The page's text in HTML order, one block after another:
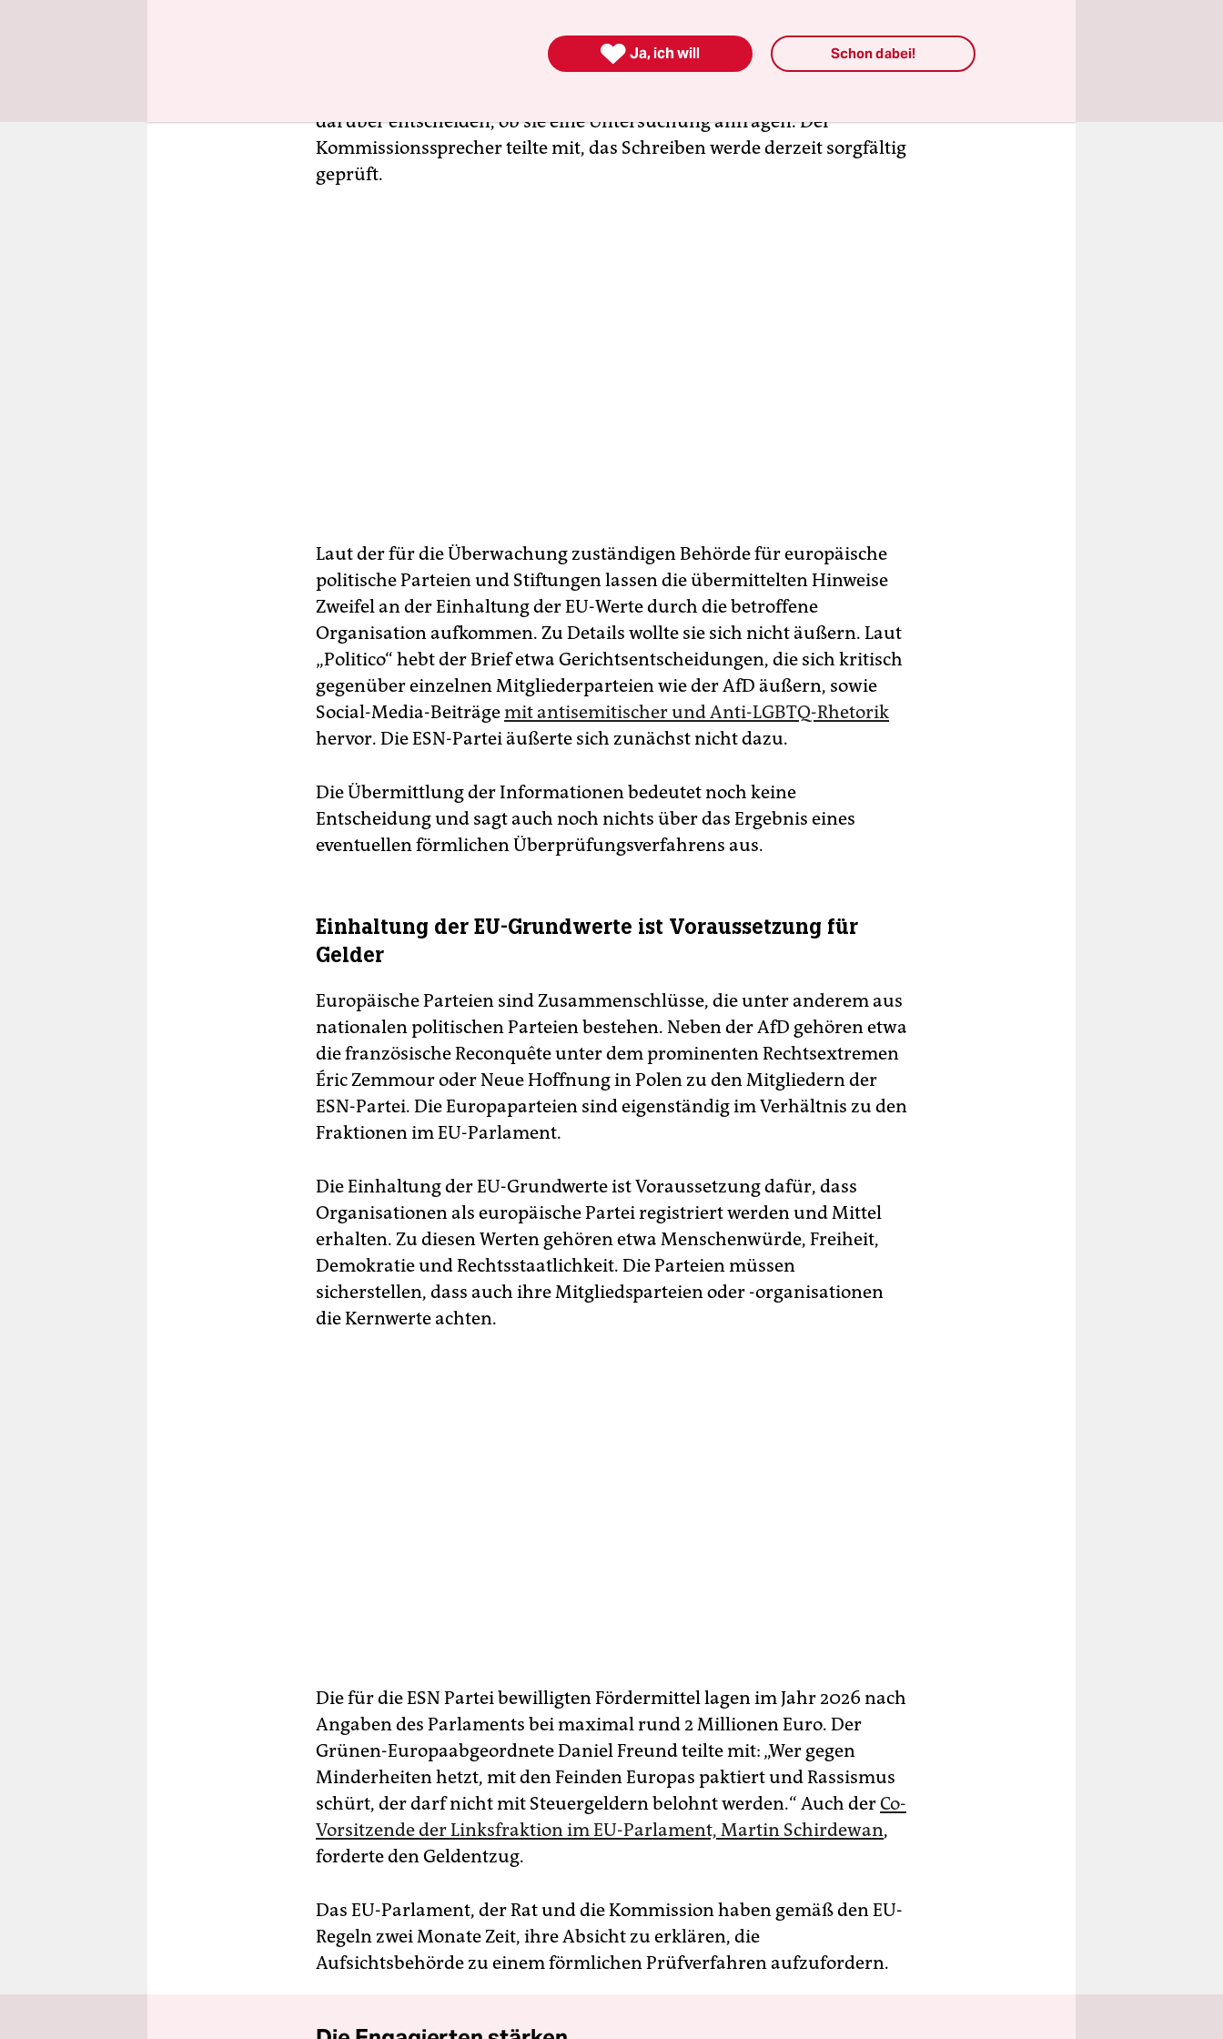
damit EU-Fördermittel verlieren, falls eine förmliche Überprüfung
eingeleitet und dabei offenkundige und schwerwiegende Verstöße
darüber entscheiden, ob sie eine Untersuchung anfragen. Der
Kommissionssprecher teilte mit, das Schreiben werde derzeit sorgfältig
geprüft.
Laut der für die Überwachung zuständigen Behörde für europäische
politische Parteien und Stiftungen lassen die übermittelten Hinweise
Zweifel an der Einhaltung der EU-Werte durch die betroffene
Organisation aufkommen. Zu Details wollte sie sich nicht äußern. Laut
„Politico“ hebt der Brief etwa Gerichtsentscheidungen, die sich kritisch
gegenüber einzelnen Mitgliederparteien wie der AfD äußern, sowie
Social-Media-Beiträgemit antisemitischer und Anti-LGBTQ-Rhetorik
hervor. Die ESN-Partei äußerte sich zunächst nicht dazu.
Die Übermittlung der Informationen bedeutet noch keine
Entscheidung und sagt auch noch nichts über das Ergebnis eines
eventuellen förmlichen Überprüfungsverfahrens aus.
Einhaltung der EU-Grundwerte ist Voraussetzung für
Gelder
Europäische Parteien sind Zusammenschlüsse, die unter anderem aus
nationalen politischen Parteien bestehen. Neben der AfD gehören etwa
die französische Reconquête unter dem prominenten Rechtsextremen
Éric Zemmour oder Neue Hoffnung in Polen zu den Mitgliedern der
ESN-Partei. Die Europaparteien sind eigenständig im Verhältnis zu den
Fraktionen im EU-Parlament.
Die Einhaltung der EU-Grundwerte ist Voraussetzung dafür, dass
Organisationen als europäische Partei registriert werden und Mittel
erhalten. Zu diesen Werten gehören etwa Menschenwürde, Freiheit,
Demokratie und Rechtsstaatlichkeit. Die Parteien müssen
sicherstellen, dass auch ihre Mitgliedsparteien oder -organisationen
die Kernwerte achten.
Die für die ESN Partei bewilligten Fördermittel lagen im Jahr 2026 nach
Angaben des Parlaments bei maximal rund 2 Millionen Euro. Der
Grünen-Europaabgeordnete Daniel Freund teilte mit: „Wer gegen
Minderheiten hetzt, mit den Feinden Europas paktiert und Rassismus
schürt, der darf nicht mit Steuergeldern belohnt werden.“ Auch derCo-
Vorsitzende der Linksfraktion im EU-Parlament, Martin Schirdewan,
forderte den Geldentzug.
Das EU-Parlament, der Rat und die Kommission haben gemäß den EU-
Regeln zwei Monate Zeit, ihre Absicht zu erklären, die
Aufsichtsbehörde zu einem förmlichen Prüfverfahren aufzufordern.
 Ja, ich will Schon dabei!